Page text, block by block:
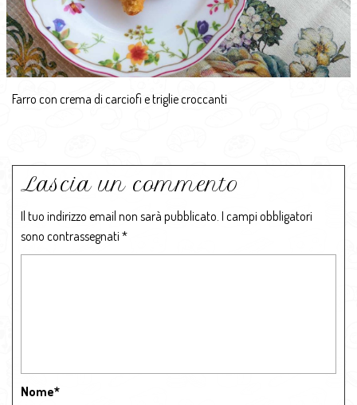
Farro con crema di carciofi e triglie croccanti
Lascia un commento
Il tuo indirizzo email non sarà pubblicato. I campi obbligatori
sono contrassegnati *
Nome*